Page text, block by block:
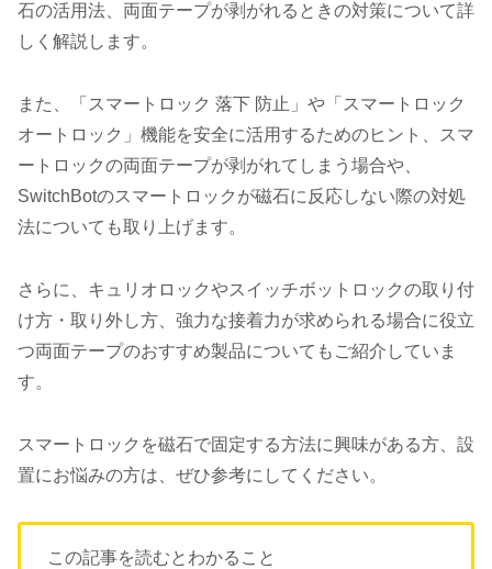
石の活用法、両面テープが剥がれるときの対策について詳
しく解説します。
また、「スマートロック 落下 防止」や「スマートロック
オートロック」機能を安全に活用するためのヒント、スマ
ートロックの両面テープが剥がれてしまう場合や、
SwitchBotのスマートロックが磁石に反応しない際の対処
法についても取り上げます。
さらに、キュリオロックやスイッチボットロックの取り付
け方・取り外し方、強力な接着力が求められる場合に役立
つ両面テープのおすすめ製品についてもご紹介していま
す。
スマートロックを磁石で固定する方法に興味がある方、設
置にお悩みの方は、ぜひ参考にしてください。
この記事を読むとわかること